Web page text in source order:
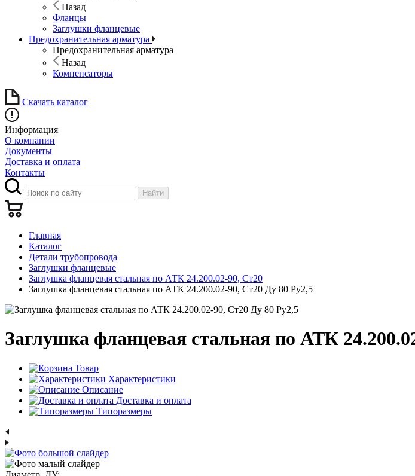
Назад
Фланцы
Заглушки фланцевые
Предохранительная арматура
Предохранительная арматура
Назад
Компенсаторы
Скачать каталог
Информация
О компании
Документы
Доставка и оплата
Контакты
Найти
Главная
Каталог
Детали трубопровода
Заглушки фланцевые
Заглушка фланцевая стальная по АТК 24.200.02-90, Ст20
Заглушка фланцевая стальная по АТК 24.200.02-90, Ст20 Ду 80 Ру2,5
Заглушка фланцевая стальная по АТК
Товар
Характеристики
Описание
Доставка и оплата
Типоразмеры